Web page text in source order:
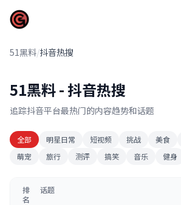
51黑料/抖音热搜
51黑料 - 抖音热搜
追踪抖音平台最热门的内容趋势和话题
全部 明星日常 短视频 挑战 美食
萌宠
旅行 测评 搞笑 音乐 健身
排
名
话题